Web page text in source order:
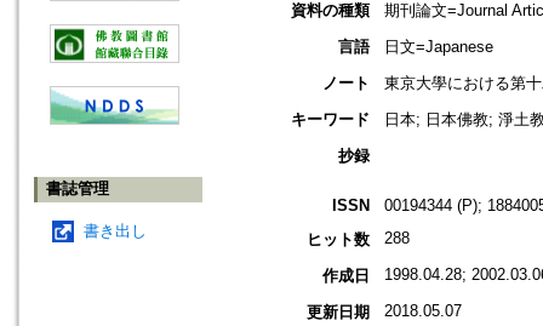
書誌管理
書き出し
資料の種類
期刊論文=Journal
言語
日文=Japanese
ノート
東京大學における第
キーワード
日本; 日本佛教; 淨土
抄録
ISSN
00194344 (P);
ヒット数
288
作成日 1998.04.28;
更新日期 2018.05.07